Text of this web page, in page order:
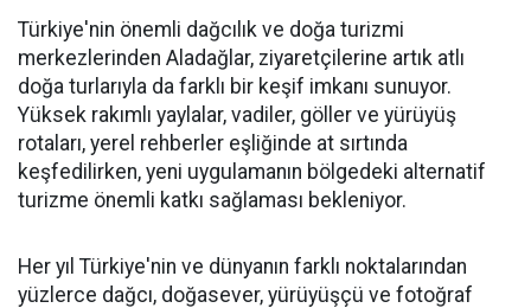
Türkiye'nin önemli dağcılık ve doğa turizmi
merkezlerinden Aladağlar, ziyaretçilerine artık atlı
doğa turlarıyla da farklı bir keşif imkanı sunuyor.
Yüksek rakımlı yaylalar, vadiler, göller ve yürüyüş
rotaları, yerel rehberler eşliğinde at sırtında
keşfedilirken, yeni uygulamanın bölgedeki alternatif
turizme önemli katkı sağlaması bekleniyor.
Her yıl Türkiye'nin ve dünyanın farklı noktalarından
yüzlerce dağcı, doğasever, yürüyüşçü ve fotoğraf